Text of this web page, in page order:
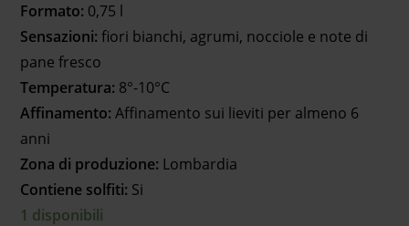
Formato: 0,75 l
Sensazioni: fiori bianchi, agrumi, nocciole e note di
pane fresco
Temperatura: 8°-10°C
Affinamento: Affinamento sui lieviti per almeno 6
anni
Zona di produzione: Lombardia
Contiene solfiti: Si
1 disponibili